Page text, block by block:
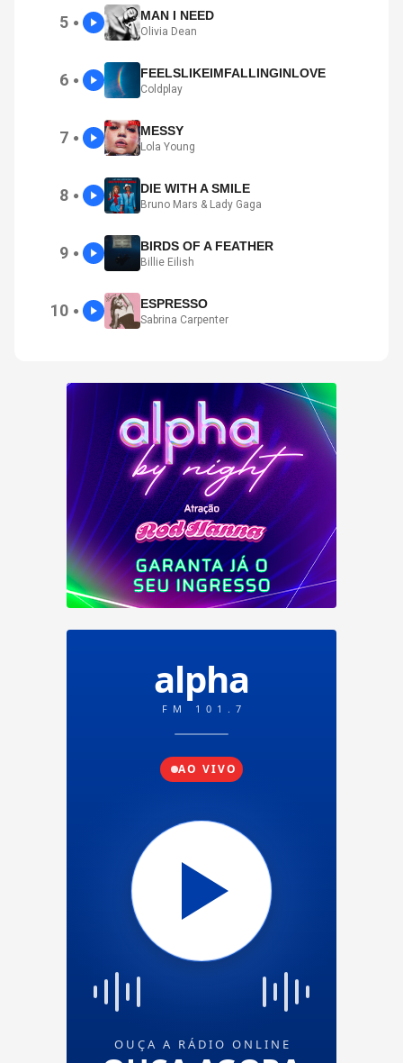
5 ● MAN I NEED
Olivia Dean
6 ● FEELSLIKEIMFALLINGINLOVE
Coldplay
7 ● MESSY
Lola Young
8 ● DIE WITH A SMILE
Bruno Mars & Lady Gaga
9 ● BIRDS OF A FEATHER
Billie Eilish
10 ● ESPRESSO
Sabrina Carpenter